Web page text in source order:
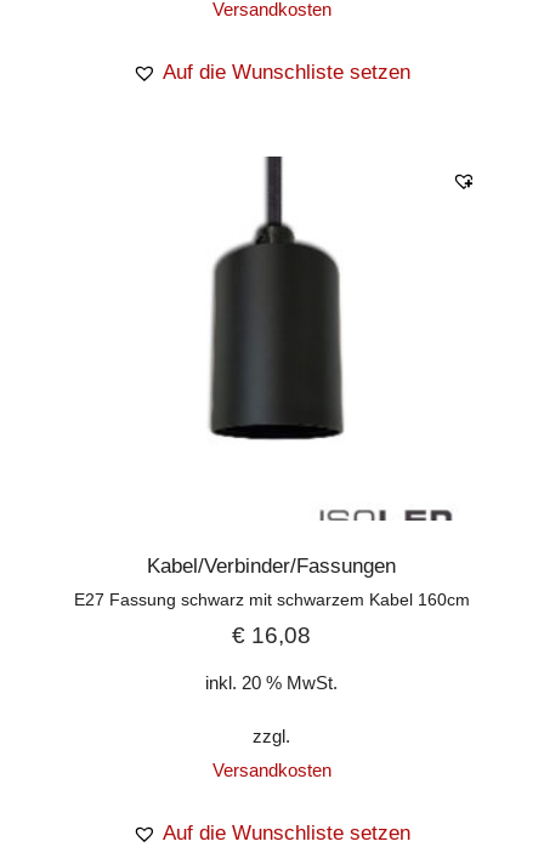
Versandkosten
Auf die Wunschliste setzen
Kabel/Verbinder/Fassungen
E27 Fassung schwarz mit schwarzem Kabel 160cm
€ 16,08
inkl. 20 % MwSt.
zzgl.
Versandkosten
Auf die Wunschliste setzen